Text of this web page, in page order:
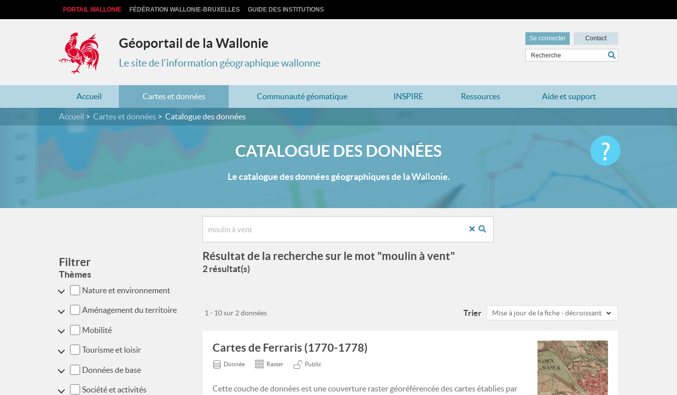
PORTAIL WALLONIE FÉDÉRATION WALLONIE-BRUXELLES GUIDE DES INSTITUTIONS
Géoportail de la Wallonie
Le site de l'information géographique wallonne
Se connecter Contact
Accueil Cartes et données Communauté géomatique INSPIRE Ressources Aide et support
Accueil Cartes et données Catalogue des données
CATALOGUE DES DONNÉES
Le catalogue des données géographiques de la Wallonie.
Filtrer
Thèmes
Nature et environnement
Aménagement du territoire
Mobilité
Tourisme et loisir
Données de base
Société et activités
Résultat de la recherche sur le mot "moulin à vent"
2 résultat(s)
Trier Mise à jour de la fiche - décroissant
1 - 10 sur 2 données
Cartes de Ferraris (1770-1778)
Donnée Raster Public
Cette couche de données est une couverture raster géoréférencée des cartes établies par